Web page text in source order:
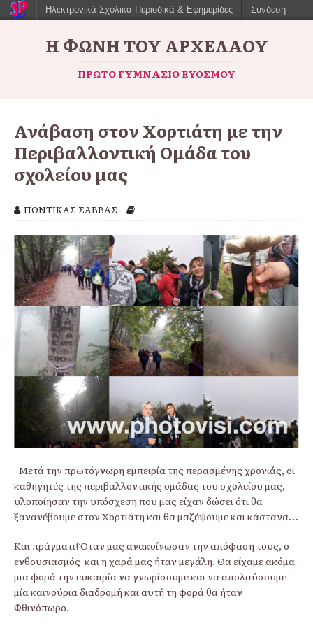
Η ΦΩΝΉ ΤΟΥ ΑΡΧΈΛΑΟΥ
ΠΡΏΤΟ ΓΥΜΝΆΣΙΟ ΕΥΌΣΜΟΥ
Ανάβαση στον Χορτιάτη με την
Περιβαλλοντική Ομάδα του
σχολείου μας
ΠΟΝΤΙΚΑΣ ΣΑΒΒΑΣ
Μετά την πρωτόγνωρη εμπειρία της περασμένης χρονιάς, οι
καθηγητές της περιβαλλοντικής ομάδας του σχολείου μας,
υλοποίησαν την υπόσχεση που μας είχαν δώσει ότι θα
ξανανέβουμε στον Χορτιάτη και θα μαζέψουμε και κάστανα…
Και πράγματι! Όταν μας ανακοίνωσαν την απόφαση τους, ο
ενθουσιασμός και η χαρά μας ήταν μεγάλη. Θα είχαμε ακόμα
μια φορά την ευκαιρία να γνωρίσουμε και να απολαύσουμε
μία καινούρια διαδρομή και αυτή τη φορά θα ήταν
Φθινόπωρο.
Ηλεκτρονικά Σχολικά Περιοδικά & Εφημερίδες Σύνδεση